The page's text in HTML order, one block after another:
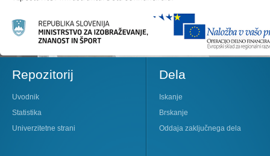
Repozitorij
Uvodnik
Statistika
Univerzitetne strani
Dela
Iskanje
Brskanje
Oddaja zaključnega dela